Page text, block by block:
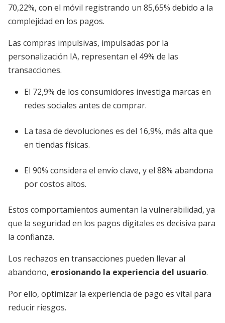
70,22%, con el móvil registrando un 85,65% debido a la
complejidad en los pagos.
Las compras impulsivas, impulsadas por la
personalización IA, representan el 49% de las
transacciones.
El 72,9% de los consumidores investiga marcas en
redes sociales antes de comprar.
La tasa de devoluciones es del 16,9%, más alta que
en tiendas físicas.
El 90% considera el envío clave, y el 88% abandona
por costos altos.
Estos comportamientos aumentan la vulnerabilidad, ya
que la seguridad en los pagos digitales es decisiva para
la confianza.
Los rechazos en transacciones pueden llevar al
abandono, erosionando la experiencia del usuario.
Por ello, optimizar la experiencia de pago es vital para
reducir riesgos.